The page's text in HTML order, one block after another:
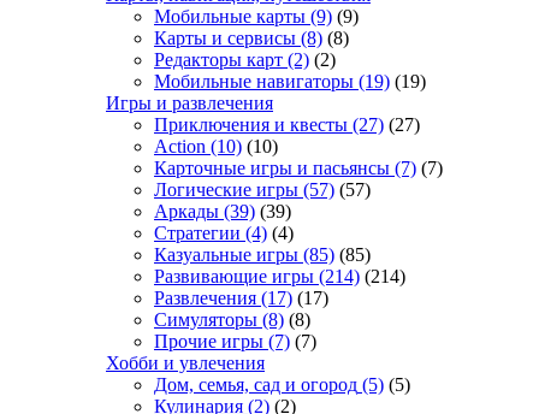
Мобильные карты (9) (9)
Карты и сервисы (8) (8)
Редакторы карт (2) (2)
Мобильные навигаторы (19) (19)
Игры и развлечения
Приключения и квесты (27) (27)
Action (10) (10)
Карточные игры и пасьянсы (7) (7)
Логические игры (57) (57)
Аркады (39) (39)
Стратегии (4) (4)
Казуальные игры (85) (85)
Развивающие игры (214) (214)
Развлечения (17) (17)
Симуляторы (8) (8)
Прочие игры (7) (7)
Хобби и увлечения
Дом, семья, сад и огород (5) (5)
Кулинария (2) (2)